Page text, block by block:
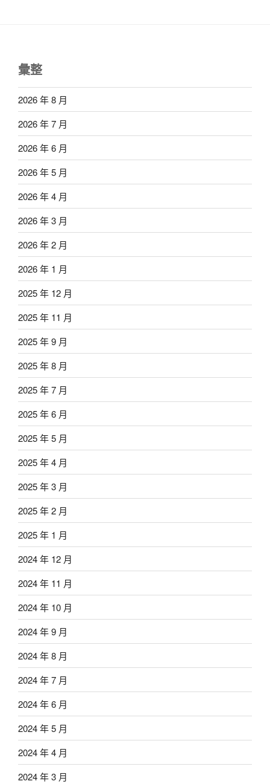
彙整
2026 年 8 月
2026 年 7 月
2026 年 6 月
2026 年 5 月
2026 年 4 月
2026 年 3 月
2026 年 2 月
2026 年 1 月
2025 年 12 月
2025 年 11 月
2025 年 9 月
2025 年 8 月
2025 年 7 月
2025 年 6 月
2025 年 5 月
2025 年 4 月
2025 年 3 月
2025 年 2 月
2025 年 1 月
2024 年 12 月
2024 年 11 月
2024 年 10 月
2024 年 9 月
2024 年 8 月
2024 年 7 月
2024 年 6 月
2024 年 5 月
2024 年 4 月
2024 年 3 月